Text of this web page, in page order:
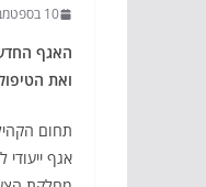
10 בספטמבר 2020
האגף
ואת
תחום
אגף